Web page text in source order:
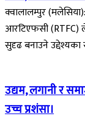
क्वालालम्पुर
आरटिएफसी (RTFC)
सुदृढ बनाउने उद्देश्यका
उद्यम, लगानी र
उच्च प्रशंसा।